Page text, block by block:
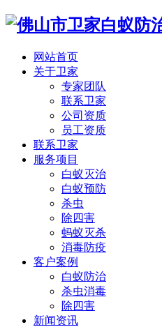
网站首页
关于卫家
专家团队
联系卫家
公司资质
员工资质
联系卫家
服务项目
白蚁灭治
白蚁预防
杀虫
除四害
蚂蚁灭杀
消毒防疫
客户案例
白蚁防治
杀虫消毒
除四害
新闻资讯